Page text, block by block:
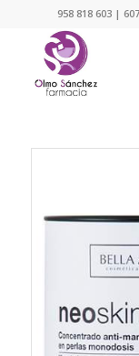
958 818 603 |